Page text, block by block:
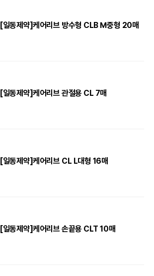
[일동제약]케어리브 방수형 CLB M중형 20매
[일동제약]케어리브 관절용 CL 7매
[일동제약]케어리브 CL L대형 16매
[일동제약]케어리브 손끝용 CLT 10매